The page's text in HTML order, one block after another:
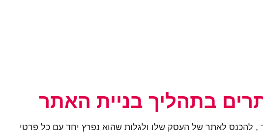
בתהליך בניית האתר
להכנס לאתר של העסק שלו ולגלות שהוא נפרץ יחד עם כל פרטי